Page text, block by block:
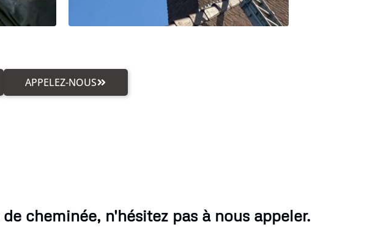
APPELEZ-NOUS
cheminée, n'hésitez pas à nous appeler.